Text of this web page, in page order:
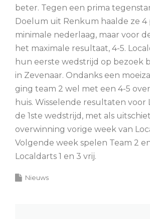
beter. Tegen een prima
Doelum uit Renkum haalde ze 4
minimale nederlaag, maar voor
het maximale resultaat, 4-5.
hun eerste wedstrijd op bezoek
in Zevenaar. Ondanks een
ging team 2 wel met een 4-5
huis. Wisselende resultaten voor
de 1ste wedstrijd, met als
overwinning vorige week van
Volgende week spelen Team 2
Localdarts 1 en 3 vrij.
Nieuws